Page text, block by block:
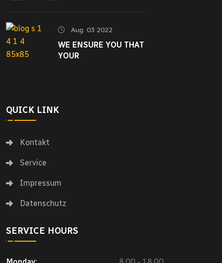
Aug. 03 2022
WE ENSURE YOU THAT
YOUR
QUICK LINK
Kontakt
Service
Impressum
Datenschutz
SERVICE HOURS